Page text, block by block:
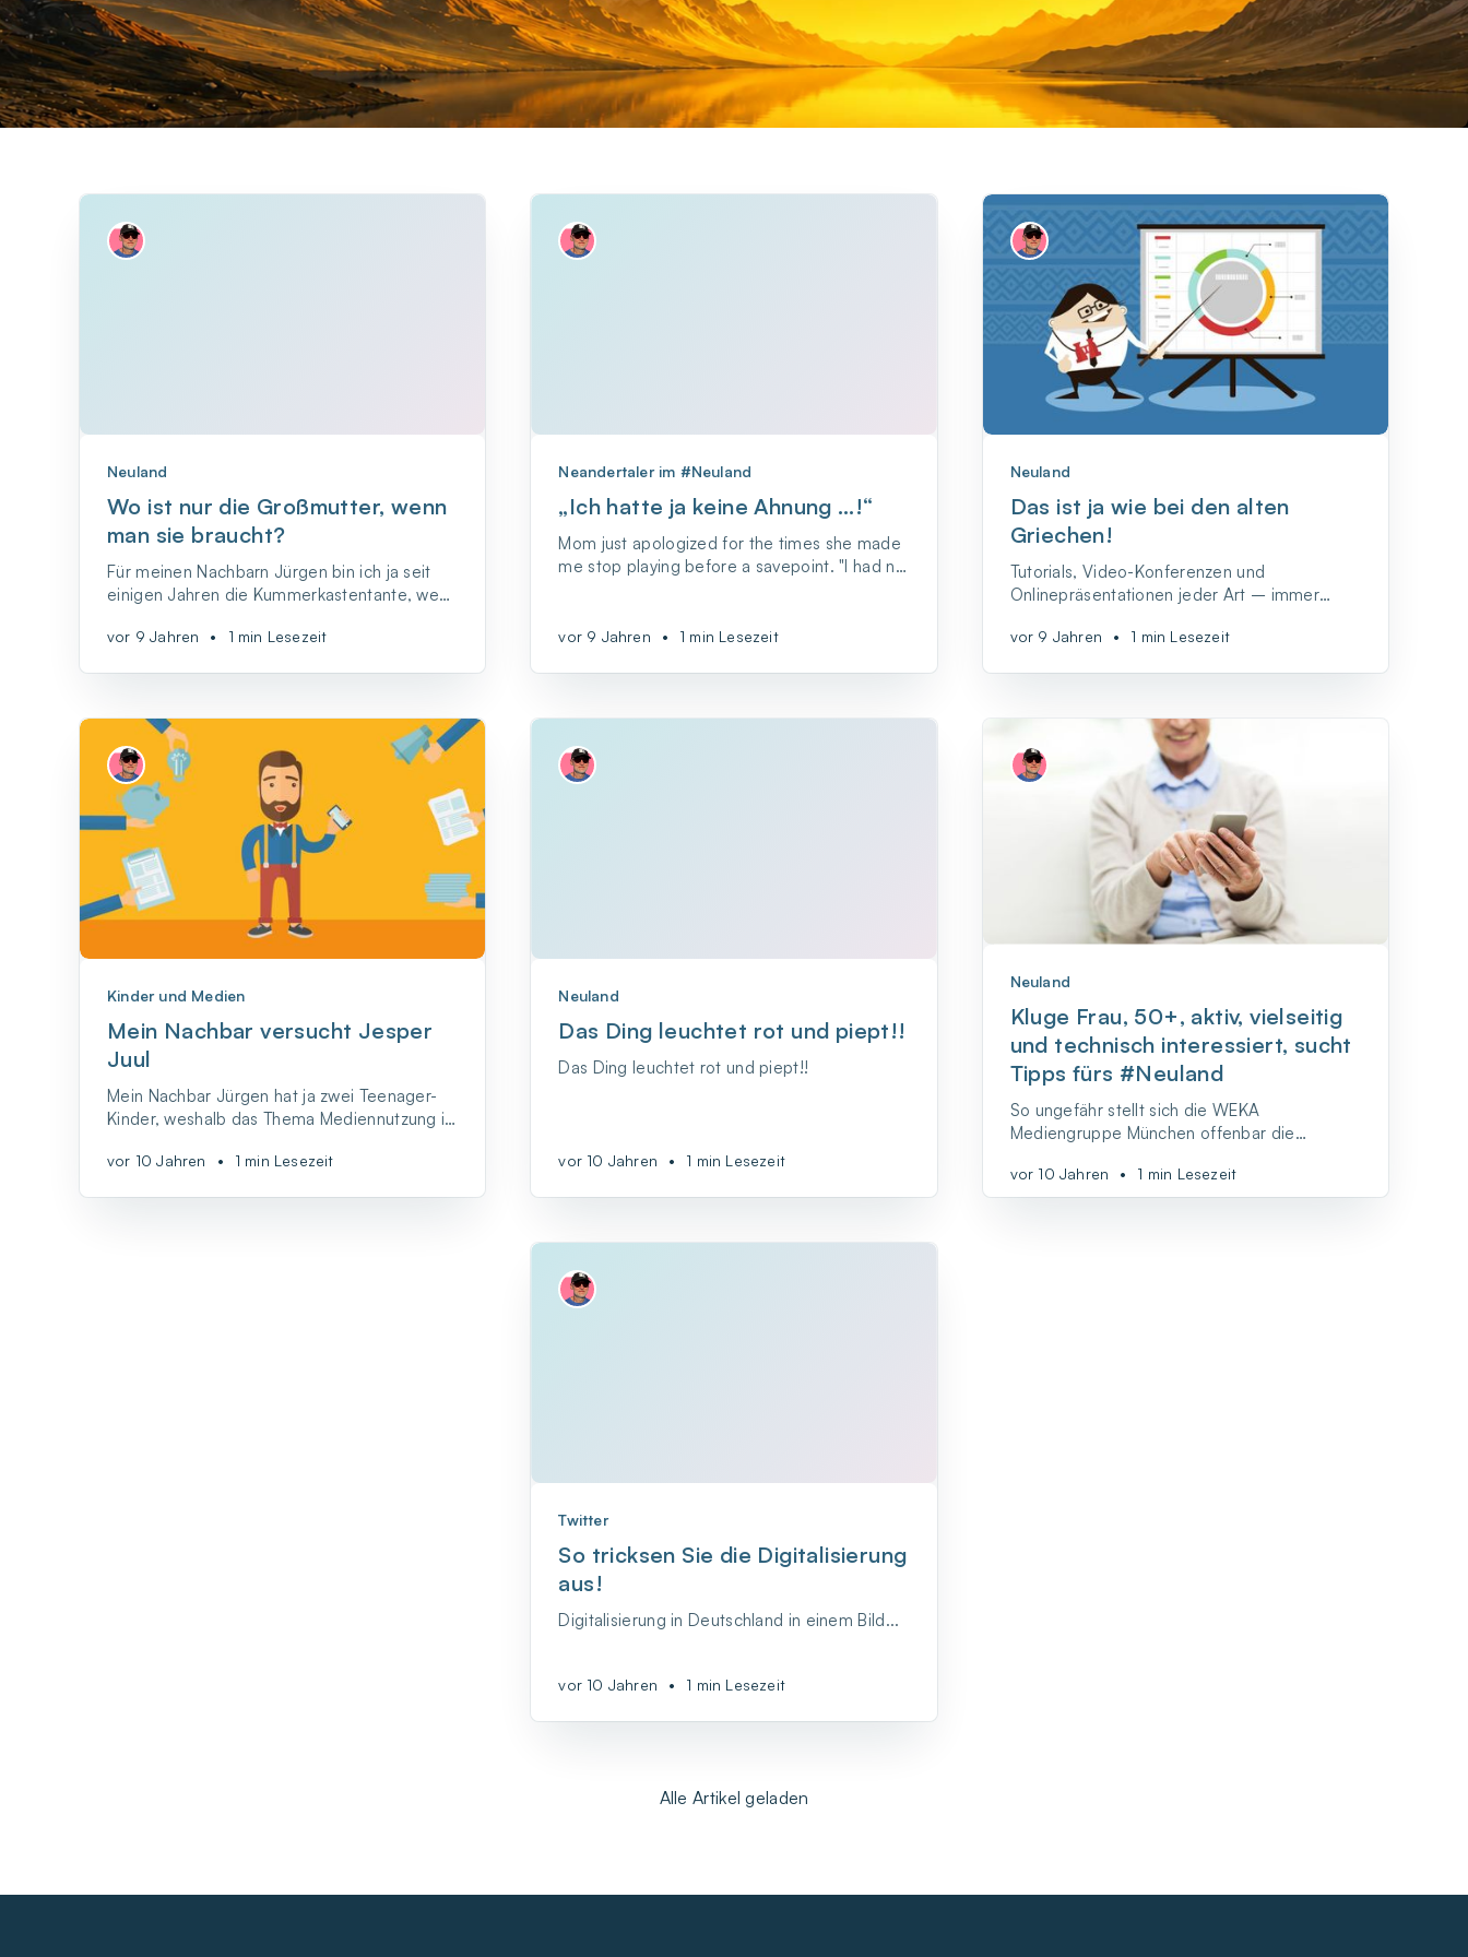
Neuland
Wo ist nur die Großmutter, wenn
man sie braucht?
Für meinen Nachbarn Jürgen bin ich ja seit
einigen Jahren die Kummerkastentante, wenn
und nicht selten auch ein bisschen amüsant.
vor 9 Jahren • 1 min Lesezeit
Neandertaler im #Neuland
„Ich hatte ja keine Ahnung …!“
Mom just apologized for the times she made
me stop playing before a savepoint. "I had no
vor 9 Jahren • 1 min Lesezeit
Neuland
Das ist ja wie bei den alten
Griechen!
Tutorials, Video-Konferenzen und
Onlinepräsentationen jeder Art – immer
auch online bei Reden und Vorträgen eine
vor 9 Jahren • 1 min Lesezeit
Kinder und Medien
Mein Nachbar versucht Jesper
Juul
Mein Nachbar Jürgen hat ja zwei Teenager-
Kinder, weshalb das Thema Mediennutzung in
ist immer auf der Suche nach guten Tipps,
vor 10 Jahren • 1 min Lesezeit
Neuland
Das Ding leuchtet rot und piept!!
Das Ding leuchtet rot und piept!!
vor 10 Jahren • 1 min Lesezeit
Neuland
Kluge Frau, 50+, aktiv, vielseitig
und technisch interessiert, sucht
Tipps fürs #Neuland
So ungefähr stellt sich die WEKA
Mediengruppe München offenbar die
„smartWoman“ vor.
vor 10 Jahren • 1 min Lesezeit
Twitter
So tricksen Sie die Digitalisierung
aus!
Digitalisierung in Deutschland in einem Bild...
vor 10 Jahren • 1 min Lesezeit
Alle Artikel geladen